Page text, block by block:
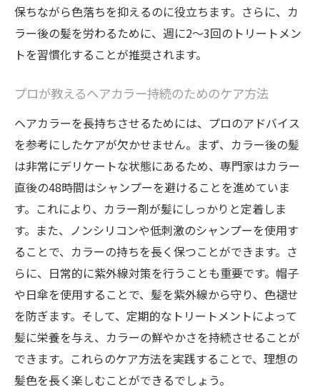
保ちながら色落ちを抑えるのに役立ちます。さらに、カ
ラー後の髪を労わるために、週に2〜3回のトリートメン
トを習慣化することが推奨されます。
プロが教えるヘアカラー持続のためのケア方法
ヘアカラーを長持ちさせるためには、プロのアドバイス
を参考にしたケアが欠かせません。まず、カラー後の髪
は非常にデリケートな状態にあるため、専門家はカラー
直後の48時間はシャンプーを避けることを進めていま
す。これにより、カラー剤が髪にしっかりと定着しま
す。また、ノンシリコンや低刺激のシャンプーを使用す
ることで、カラーの持ちを長く保つことができます。さ
らに、日常的に紫外線対策を行うことも重要です。帽子
や日傘を使用することで、髪を紫外線から守り、色褪せ
を防ぎます。そして、定期的なトリートメントによって
髪に栄養を与え、カラーの鮮やかさを持続させることが
できます。これらのケア方法を実践することで、理想の
髪色を長く楽しむことができるでしょう。